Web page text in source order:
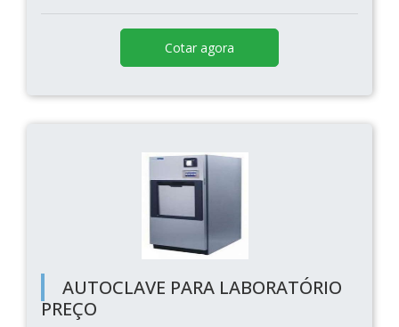
Cotar agora
AUTOCLAVE PARA LABORATÓRIO
PREÇO